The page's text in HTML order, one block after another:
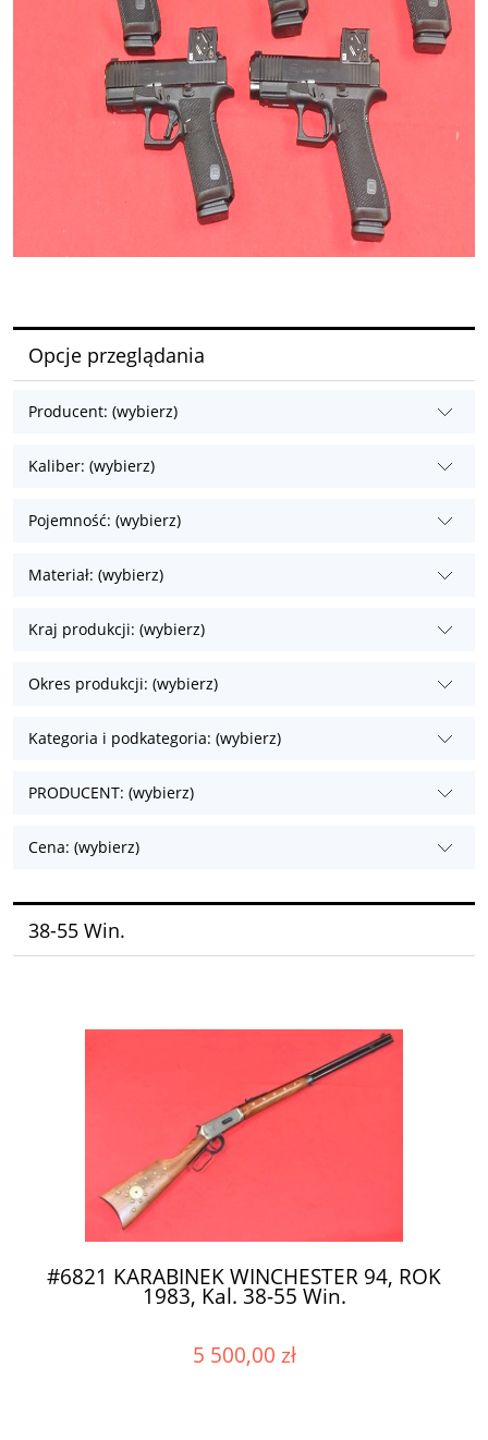
Opcje przeglądania
Producent: (wybierz)
Kaliber: (wybierz)
Pojemność: (wybierz)
Materiał: (wybierz)
Kraj produkcji: (wybierz)
Okres produkcji: (wybierz)
Kategoria i podkategoria: (wybierz)
PRODUCENT: (wybierz)
Cena: (wybierz)
38-55 Win.
#6821 KARABINEK WINCHESTER 94, ROK
1983, Kal. 38-55 Win.
5 500,00 zł